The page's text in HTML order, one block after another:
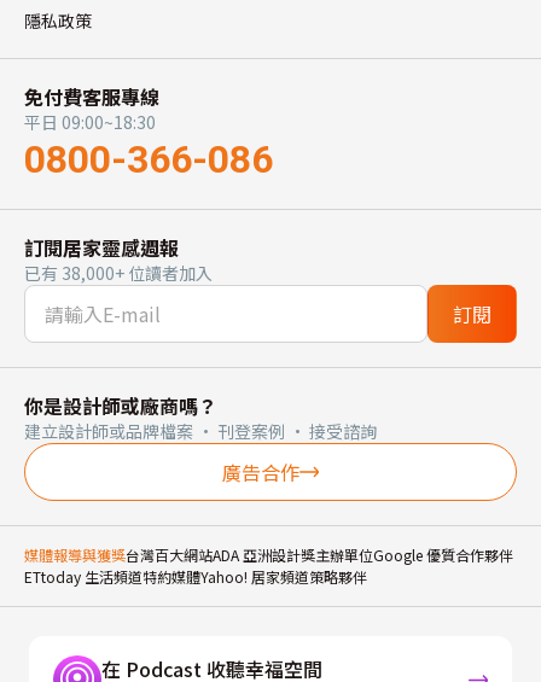
隱私政策
免付費客服專線
平日 09:00~18:30
0800-366-086
訂閱居家靈感週報
已有 38,000+ 位讀者加入
訂閱
你是設計師或廠商嗎？
建立設計師或品牌檔案 · 刊登案例 · 接受諮詢
廣告合作
媒體報導與獲獎台灣百大網站ADA 亞洲設計獎主辦單位Google 優質合作夥伴
ETtoday 生活頻道特約媒體Yahoo! 居家頻道策略夥伴
在 Podcast 收聽幸福空間